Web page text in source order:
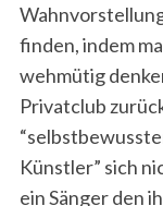
finden, indem
wehmütig
Privatclub
Künstler” sich
ein Sänger den